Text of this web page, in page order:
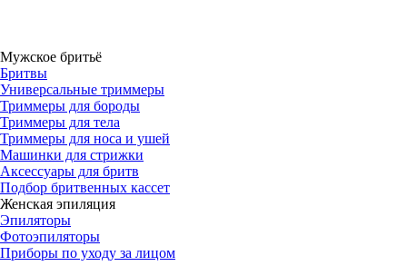
Мужское бритьё
Бритвы
Универсальные триммеры
Триммеры для бороды
Триммеры для тела
Триммеры для носа и ушей
Машинки для стрижки
Аксессуары для бритв
Подбор бритвенных кассет
Женская эпиляция
Эпиляторы
Фотоэпиляторы
Приборы по уходу за лицом